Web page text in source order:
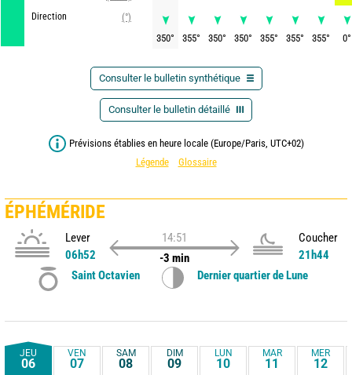
Direction
(°)
350° 355° 350° 350° 355° 355° 355° 0°
Consulter le bulletin synthétique
Consulter le bulletin détaillé
Prévisions établies en heure locale (Europe/Paris, UTC+02)
Légende
Glossaire
ÉPHÉMÉRIDE
Lever
06h52
14:51
-3 min
Coucher
21h44
Saint Octavien
Dernier quartier de Lune
JEU
06
VEN
07
SAM
08
DIM
09
LUN
10
MAR
11
MER
12